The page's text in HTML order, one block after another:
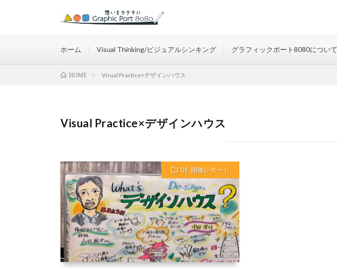
ホーム Visual Thinking/ビジュアルシンキング グラフィックポート8080について
HOME Visual Practice×デザインハウス
Visual Practice×デザインハウス
01-開催レポート